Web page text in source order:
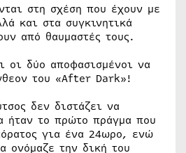
στη σχέση που έχουν με
και στα συγκινητικά
από θαυμαστές τους.
οι δύο αποφασισμένοι να
του «After Dark»!
δεν διστάζει να
ήταν το πρώτο πράγμα που
για ένα 24ωρο, ενώ
ονόμαζε την δική του